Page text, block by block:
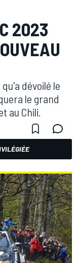
2023
dévoilé le
le grand
au Chili.